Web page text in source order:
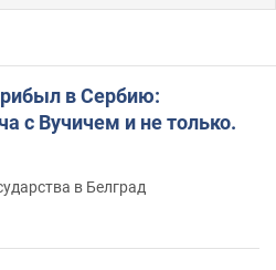
в Сербию:
с Вучичем и не только.
в Белград